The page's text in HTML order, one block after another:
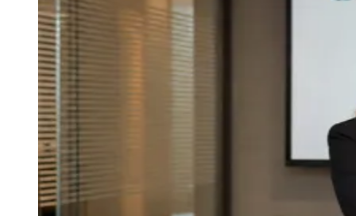
Resultados das Loterias
Esportes ao Vivo
Clima e Previsão do Tempo
Vagas de Emprego
Explore Barueri
Guia de Empresas
Publicidade Anuncie Aqui
Seguir
BuyCo assessora venda de carteira da
Acervo à Access
Redação Jornal de Barueri
08 de julho de 2026 às 13:44